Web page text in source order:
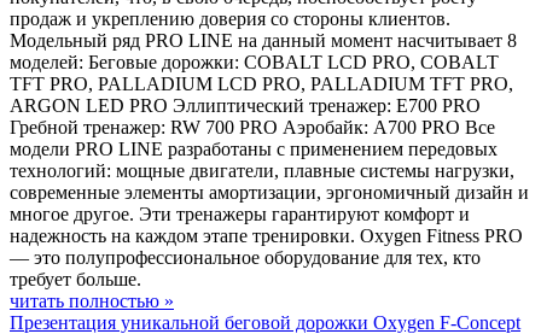
продаж и укреплению доверия со стороны клиентов.
Модельный ряд PRO LINE на данный момент насчитывает 8
моделей: Беговые дорожки: COBALT LCD PRO, COBALT
TFT PRO, PALLADIUM LCD PRO, PALLADIUM TFT PRO,
ARGON LED PRO Эллиптический тренажер: E700 PRO
Гребной тренажер: RW 700 PRO Аэробайк: A700 PRO Все
модели PRO LINE разработаны с применением передовых
технологий: мощные двигатели, плавные системы нагрузки,
современные элементы амортизации, эргономичный дизайн и
многое другое. Эти тренажеры гарантируют комфорт и
надежность на каждом этапе тренировки. Oxygen Fitness PRO
— это полупрофессиональное оборудование для тех, кто
требует больше.
читать полностью »
Презентация уникальной беговой дорожки Oxygen F-Concept